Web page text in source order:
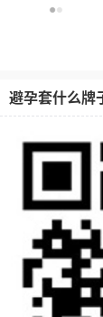
避孕套什么牌